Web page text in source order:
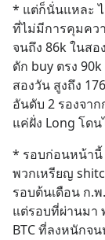
* แต่ก็นั่นแหละ
ที่ไม่มีการคุมคว
จนถึง 86k ในส
ดัก buy ตรง
สองวัน สูงถึง
อันดับ 2 รองจา
แค่ฝั่ง Long โดน
* รอบก่อนหน้านี้
พวกเหรียญ
รอบต้นเดือน ก.
แต่รอบที่ผ่านมา
BTC ที่ลงหนักจ